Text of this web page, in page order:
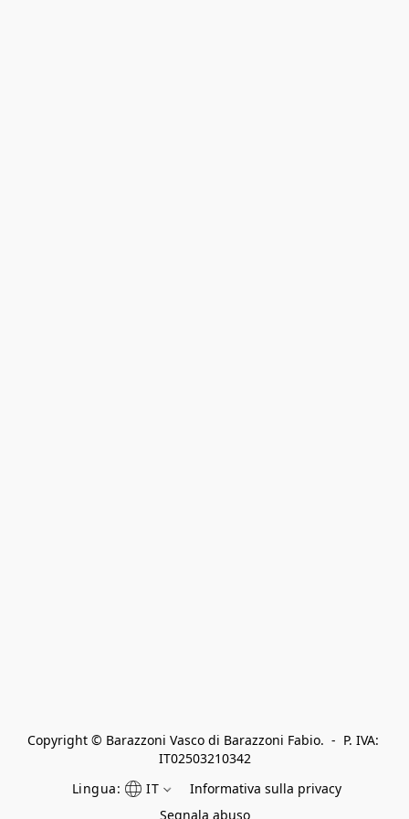
Copyright © Barazzoni Vasco di Barazzoni Fabio.  -  P. IVA:
IT02503210342
Lingua:
IT
Informativa sulla privacy
Segnala abuso